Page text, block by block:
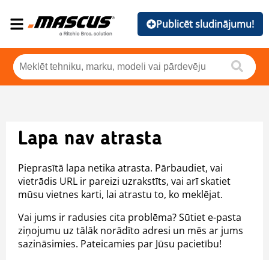
Publicēt sludinājumu!
Lapa nav atrasta
Pieprasītā lapa netika atrasta. Pārbaudiet, vai
vietrādis URL ir pareizi uzrakstīts, vai arī skatiet
mūsu vietnes karti, lai atrastu to, ko meklējat.
Vai jums ir radusies cita problēma? Sūtiet e-pasta
ziņojumu uz tālāk norādīto adresi un mēs ar jums
sazināsimies. Pateicamies par Jūsu pacietību!